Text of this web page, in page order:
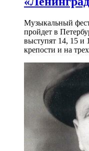
Музыкальный
пройдет в
выступят 14, 15 и
крепости и на